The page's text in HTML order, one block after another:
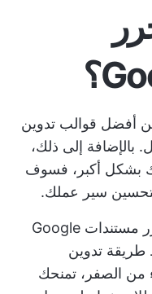
أفضل قوالب تدوين
إلى ذلك،
بشكل أكبر، فسوف
سير عملك.
قوالب تدوين الملاحظات في محرّر مستندات Google
تدوين
من الصفر، تمنحك